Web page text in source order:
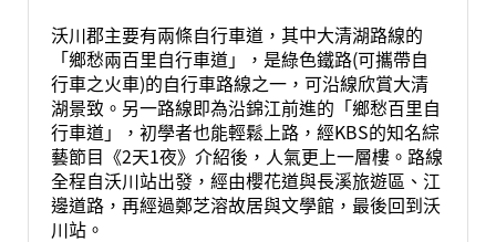
沃川郡主要有兩條自行車道，其中大清湖路線的
「鄉愁兩百里自行車道」，是綠色鐵路(可攜帶自
行車之火車)的自行車路線之一，可沿線欣賞大清
湖景致。另一路線即為沿錦江前進的「鄉愁百里自
行車道」，初學者也能輕鬆上路，經KBS的知名綜
藝節目《2天1夜》介紹後，人氣更上一層樓。路線
全程自沃川站出發，經由櫻花道與長溪旅遊區、江
邊道路，再經過鄭芝溶故居與文學館，最後回到沃
川站。